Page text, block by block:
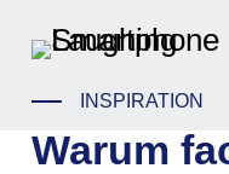
INSPIRATION
Warum